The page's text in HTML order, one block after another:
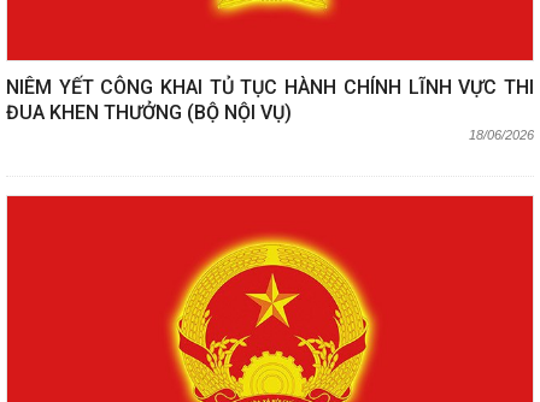
NIÊM YẾT CÔNG KHAI TỦ TỤC HÀNH CHÍNH LĨNH VỰC THI
ĐUA KHEN THƯỞNG (BỘ NỘI VỤ)
18/06/2026